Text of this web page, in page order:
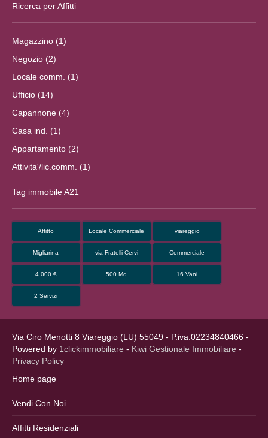
Ricerca per Affitti
Magazzino (1)
Negozio (2)
Locale comm. (1)
Ufficio (14)
Capannone (4)
Casa ind. (1)
Appartamento (2)
Attivita'/lic.comm. (1)
Tag immobile A21
Affitto Locale Commerciale viareggio
Migliarina via Fratelli Cervi Commerciale
4.000 € 500 Mq 16 Vani
2 Servizi
Via Ciro Menotti 8 Viareggio (LU) 55049 - P.iva:02234840466 -
Powered by 1clickimmobiliare - Kiwi Gestionale Immobiliare -
Privacy Policy
Home page
Vendi Con Noi
Affitti Residenziali